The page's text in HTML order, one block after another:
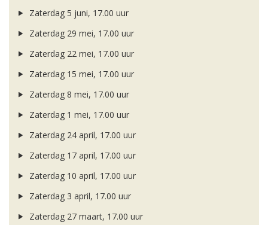
Zaterdag 5 juni, 17.00 uur
Zaterdag 29 mei, 17.00 uur
Zaterdag 22 mei, 17.00 uur
Zaterdag 15 mei, 17.00 uur
Zaterdag 8 mei, 17.00 uur
Zaterdag 1 mei, 17.00 uur
Zaterdag 24 april, 17.00 uur
Zaterdag 17 april, 17.00 uur
Zaterdag 10 april, 17.00 uur
Zaterdag 3 april, 17.00 uur
Zaterdag 27 maart, 17.00 uur